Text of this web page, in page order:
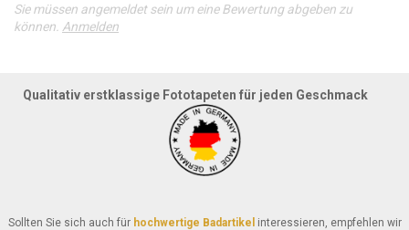
Sie müssen angemeldet sein um eine Bewertung abgeben zu
können. Anmelden
Qualitativ erstklassige Fototapeten für jeden Geschmack
Sollten Sie sich auch für hochwertige Badartikel interessieren, empfehlen wir